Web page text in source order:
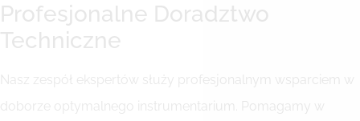
Profesjonalne Doradztwo
Techniczne
Nasz zespół ekspertów służy profesjonalnym wsparciem w
doborze optymalnego instrumentarium. Pomagamy w